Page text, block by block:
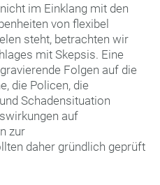
im Einklang mit den
von flexibel
steht, betrachten wir
mit Skepsis. Eine
Folgen auf die
die Policen, die
Schadensituation
auf
zur
daher gründlich geprüft